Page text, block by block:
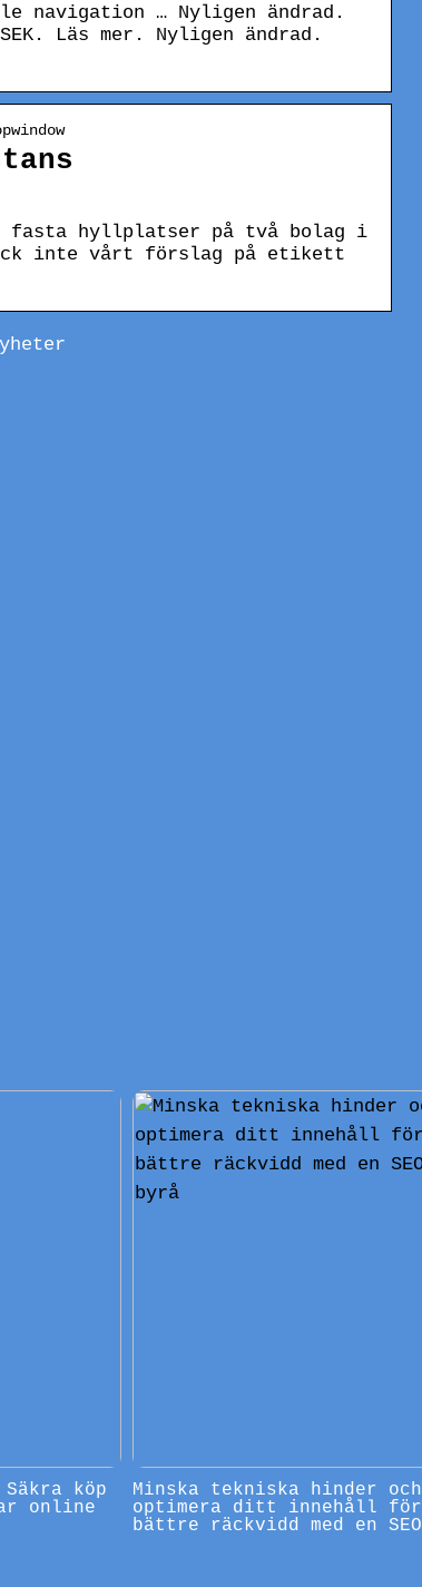
navigation … Nyligen ändrad.
Läs mer. Nyligen ändrad.
fasta hyllplatser på två bolag i
inte vårt förslag på etikett
köp
online
Minska tekniska hinder och
optimera ditt innehåll för
bättre räckvidd med en